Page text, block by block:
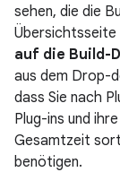
sehen, die die
Übersichtsseite
auf die Build-
aus dem Drop-
dass Sie nach
Plug-ins und
Gesamtzeit
benötigen.